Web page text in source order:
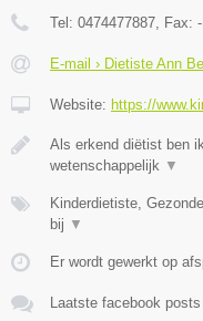
Tel: 0474477887, Fax: -
E-mail › Dietiste Ann
Website: https://
Als erkend diëtist ben
wetenschappelijk ▼
Kinderdietiste,
bij ▼
Er wordt gewerkt op
Laatste facebook posts